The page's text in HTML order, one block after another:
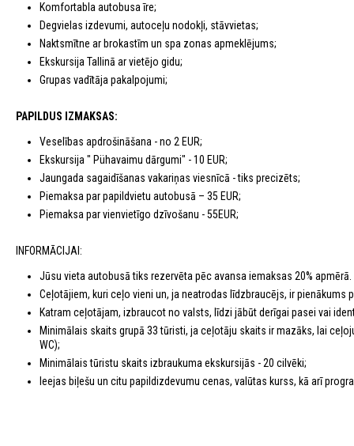
Komfortabla autobusa īre;
Degvielas izdevumi, autoceļu nodokļi, stāvvietas;
Naktsmītne ar brokastīm un spa zonas apmeklējums;
Ekskursija Tallinā ar vietējo gidu;
Grupas vadītāja pakalpojumi;
PAPILDUS IZMAKSAS:
Veselības apdrošināšana - no 2 EUR;
Ekskursija " Pühavaimu dārgumi" - 10 EUR;
Jaungada sagaidīšanas vakariņas viesnīcā - tiks precizēts;
Piemaksa par papildvietu autobusā – 35 EUR;
Piemaksa par vienvietīgo dzīvošanu - 55EUR;
INFORMĀCIJAI:
Jūsu vieta autobusā tiks rezervēta pēc avansa iemaksas 20%
Ceļotājiem, kuri ceļo vieni un, ja neatrodas līdzbraucējs, ir pienākums
Katram ceļotājam, izbraucot no valsts, līdzi jābūt derīgai pasei vai
Minimālais skaits grupā 33 tūristi, ja ceļotāju skaits ir mazāks, lai
WC);
Minimālais tūristu skaits izbraukuma ekskursijās - 20 cilvēki;
Ieejas biļešu un citu papildizdevumu cenas, valūtas kurss, kā arī